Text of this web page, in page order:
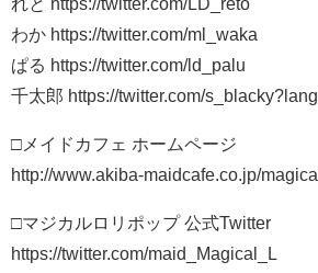
わか https://twitter.com/ml_waka
ぱる https://twitter.com/ld_palu
千太郎 https://twitter.com/
□メイドカフェ ホームページ
http://www.akiba-maidcafe.co.jp/
□マジカルロリポップ 公式Twitter
https://twitter.com/maid_Magical_L